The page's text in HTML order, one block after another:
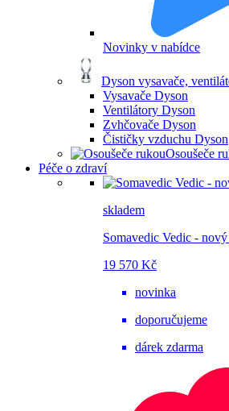
Novinky v nabídce
Dyson vysavače,
Vysavače Dyson
Ventilátory Dyson
Zvhčovače Dyson
Čističky vzduchu Dyson
Osoušeče
Péče o zdraví
skladem
Somavedic Vedic - nový
19 570 Kč
novinka
doporučujeme
dárek zdarma